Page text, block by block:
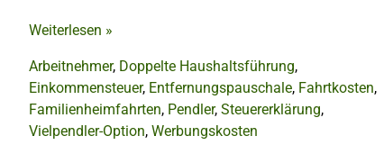
Weiterlesen »
Arbeitnehmer, Doppelte Haushaltsführung,
Einkommensteuer, Entfernungspauschale, Fahrtkosten,
Familienheimfahrten, Pendler, Steuererklärung,
Vielpendler-Option, Werbungskosten